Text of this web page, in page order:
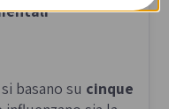
basano su cinque